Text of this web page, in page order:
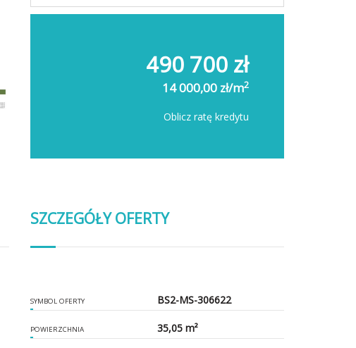
490 700 zł
14 000,00 zł/m2
Oblicz ratę kredytu
SZCZEGÓŁY OFERTY
SYMBOL OFERTY BS2-MS-306622
POWIERZCHNIA 35,05 m²